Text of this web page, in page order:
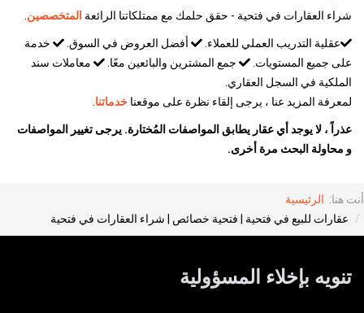
شراء العقارات في فتحية - حقق حلمك مع ممتلكاتنا الرائعة المتخصصين.
عقلية التدريب العملي للعملاء. أفضل العروض في السوق.
خدمة
على جميع المستويات.
جمع المشترين والبائعين معًا.
معاملات سند
الملكية في السجل العقاري.
لمعرفة المزيد عنا ، يرجى إلقاء نظرة على موقعنا خدماتنا.
عذراً ، لا يوجد أي عقار يطابق المواصفات المُختارة. يرجى تغيير المواصفات
و محاولة البحث مرة أخرى.
أنت هنا: الرئيسية
عقارات للبيع في فتحية | فتحية خصائص | شراء العقارات في فتحية
تنويه بإخلاء المسؤولية